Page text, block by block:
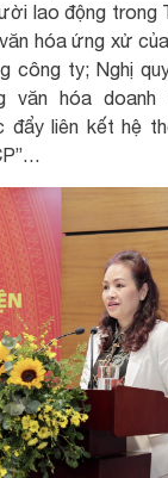
lao động trong
hóa ứng xử
công ty; Nghị
văn hóa doanh
đẩy liên kết hệ